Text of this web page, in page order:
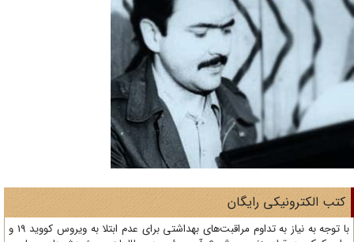
الکترونیکی رایگان
با توجه به نیاز به تداوم مراقبت‌های بهداشتی برای عدم ابتلا به ویروس کووید 19 و